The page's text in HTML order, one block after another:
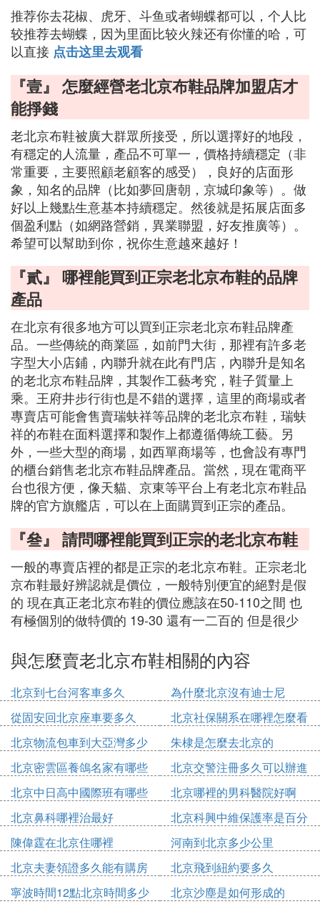
推荐你去花椒、虎牙、斗鱼或者蝴蝶都可以，个人比
较推荐去蝴蝶，因为里面比较火辣还有你懂的哈，可
以直接 点击这里去观看
『壹』 怎麼經營老北京布鞋品牌加盟店才
能掙錢
老北京布鞋被廣大群眾所接受，所以選擇好的地段，
有穩定的人流量，產品不可單一，價格持續穩定（非
常重要，主要照顧老顧客的感受），良好的店面形
象，知名的品牌（比如夢回唐朝，京城印象等）。做
好以上幾點生意基本持續穩定。然後就是拓展店面多
個盈利點（如網路營銷，異業聯盟，好友推廣等）。
希望可以幫助到你，祝你生意越來越好！
『貳』 哪裡能買到正宗老北京布鞋的品牌
產品
在北京有很多地方可以買到正宗老北京布鞋品牌產
品。一些傳統的商業區，如前門大街，那裡有許多老
字型大小店鋪，內聯升就在此有門店，內聯升是知名
的老北京布鞋品牌，其製作工藝考究，鞋子質量上
乘。王府井步行街也是不錯的選擇，這里的商場或者
專賣店可能會售賣瑞蚨祥等品牌的老北京布鞋，瑞蚨
祥的布鞋在面料選擇和製作上都遵循傳統工藝。另
外，一些大型的商場，如西單商場等，也會設有專門
的櫃台銷售老北京布鞋品牌產品。當然，現在電商平
台也很方便，像天貓、京東等平台上有老北京布鞋品
牌的官方旗艦店，可以在上面購買到正宗的產品。
『叄』 請問哪裡能買到正宗的老北京布鞋
一般的專賣店裡的都是正宗的老北京布鞋。正宗老北
京布鞋最好辨認就是價位，一般特別便宜的絕對是假
的 現在真正老北京布鞋的價位應該在50-110之間 也
有極個別的做特價的 19-30 還有一二百的 但是很少
與怎麼賣老北京布鞋相關的內容
北京到七台河客車多久
為什麼北京沒有迪士尼
從固安回北京座車要多久
北京社保關系在哪裡怎麼看
北京物流包車到大亞灣多少
錢
朱棣是怎麼去北京的
北京密雲區養鴿名家有哪些
人
北京交警注冊多久可以辦進
京證
北京中日高中國際班有哪些
北京哪裡的男科醫院好啊
北京鼻科哪裡治最好
北京科興中維保護率是百分
之多少
陳偉霆在北京住哪裡
河南到北京多少公里
北京夫妻領證多久能有購房
資格
北京飛到紐約要多久
寧波時間12點北京時間多少
北京沙塵是如何形成的